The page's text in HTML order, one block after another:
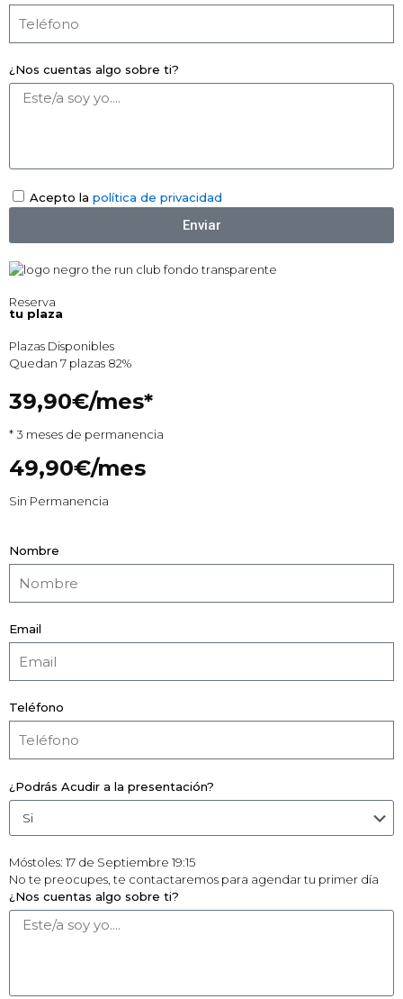
¿Nos cuentas algo sobre ti?
Acepto la política de privacidad
Enviar
Reserva
tu plaza
Plazas Disponibles
Quedan 7 plazas 82%
39,90€/mes*
* 3 meses de permanencia
49,90€/mes
Sin Permanencia
Nombre
Email
Teléfono
¿Podrás Acudir a la presentación?
Móstoles: 17 de Septiembre 19:15
No te preocupes, te contactaremos para agendar tu primer día
¿Nos cuentas algo sobre ti?